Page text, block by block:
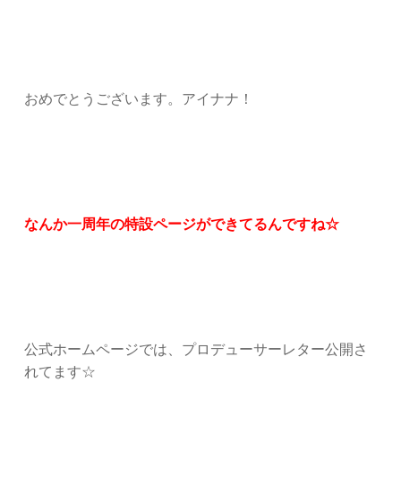
おめでとうございます。アイナナ！
なんか一周年の特設ページができてるんですね☆
公式ホームページでは、プロデューサーレター公開さ
れてます☆